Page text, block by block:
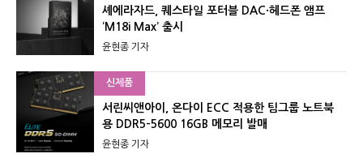
셰에라자드, 퀘스타일 포터블 DAC·헤드폰 앰프
‘M18i Max’ 출시
윤현종 기자
신제품
서린씨앤아이, 온다이 ECC 적용한 팀그룹 노트북
용 DDR5-5600 16GB 메모리 발매
윤현종 기자